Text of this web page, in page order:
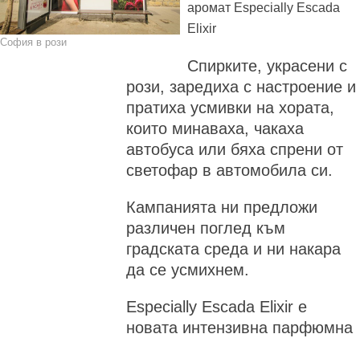
София в рози
аромат Especially Escada
Elixir
Спирките, украсени с
рози, заредиха с настроение и
пратиха усмивки на хората,
които минаваха, чакаха
автобуса или бяха спрени от
светофар в автомобила си.
Кампанията ни предложи
различен поглед към
градската среда и ни накара
да се усмихнем.
Especially Escada Elixir е
новата интензивна парфюмна